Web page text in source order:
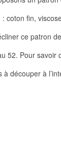
coton fin,
ce patron
52. Pour savoir
découper à